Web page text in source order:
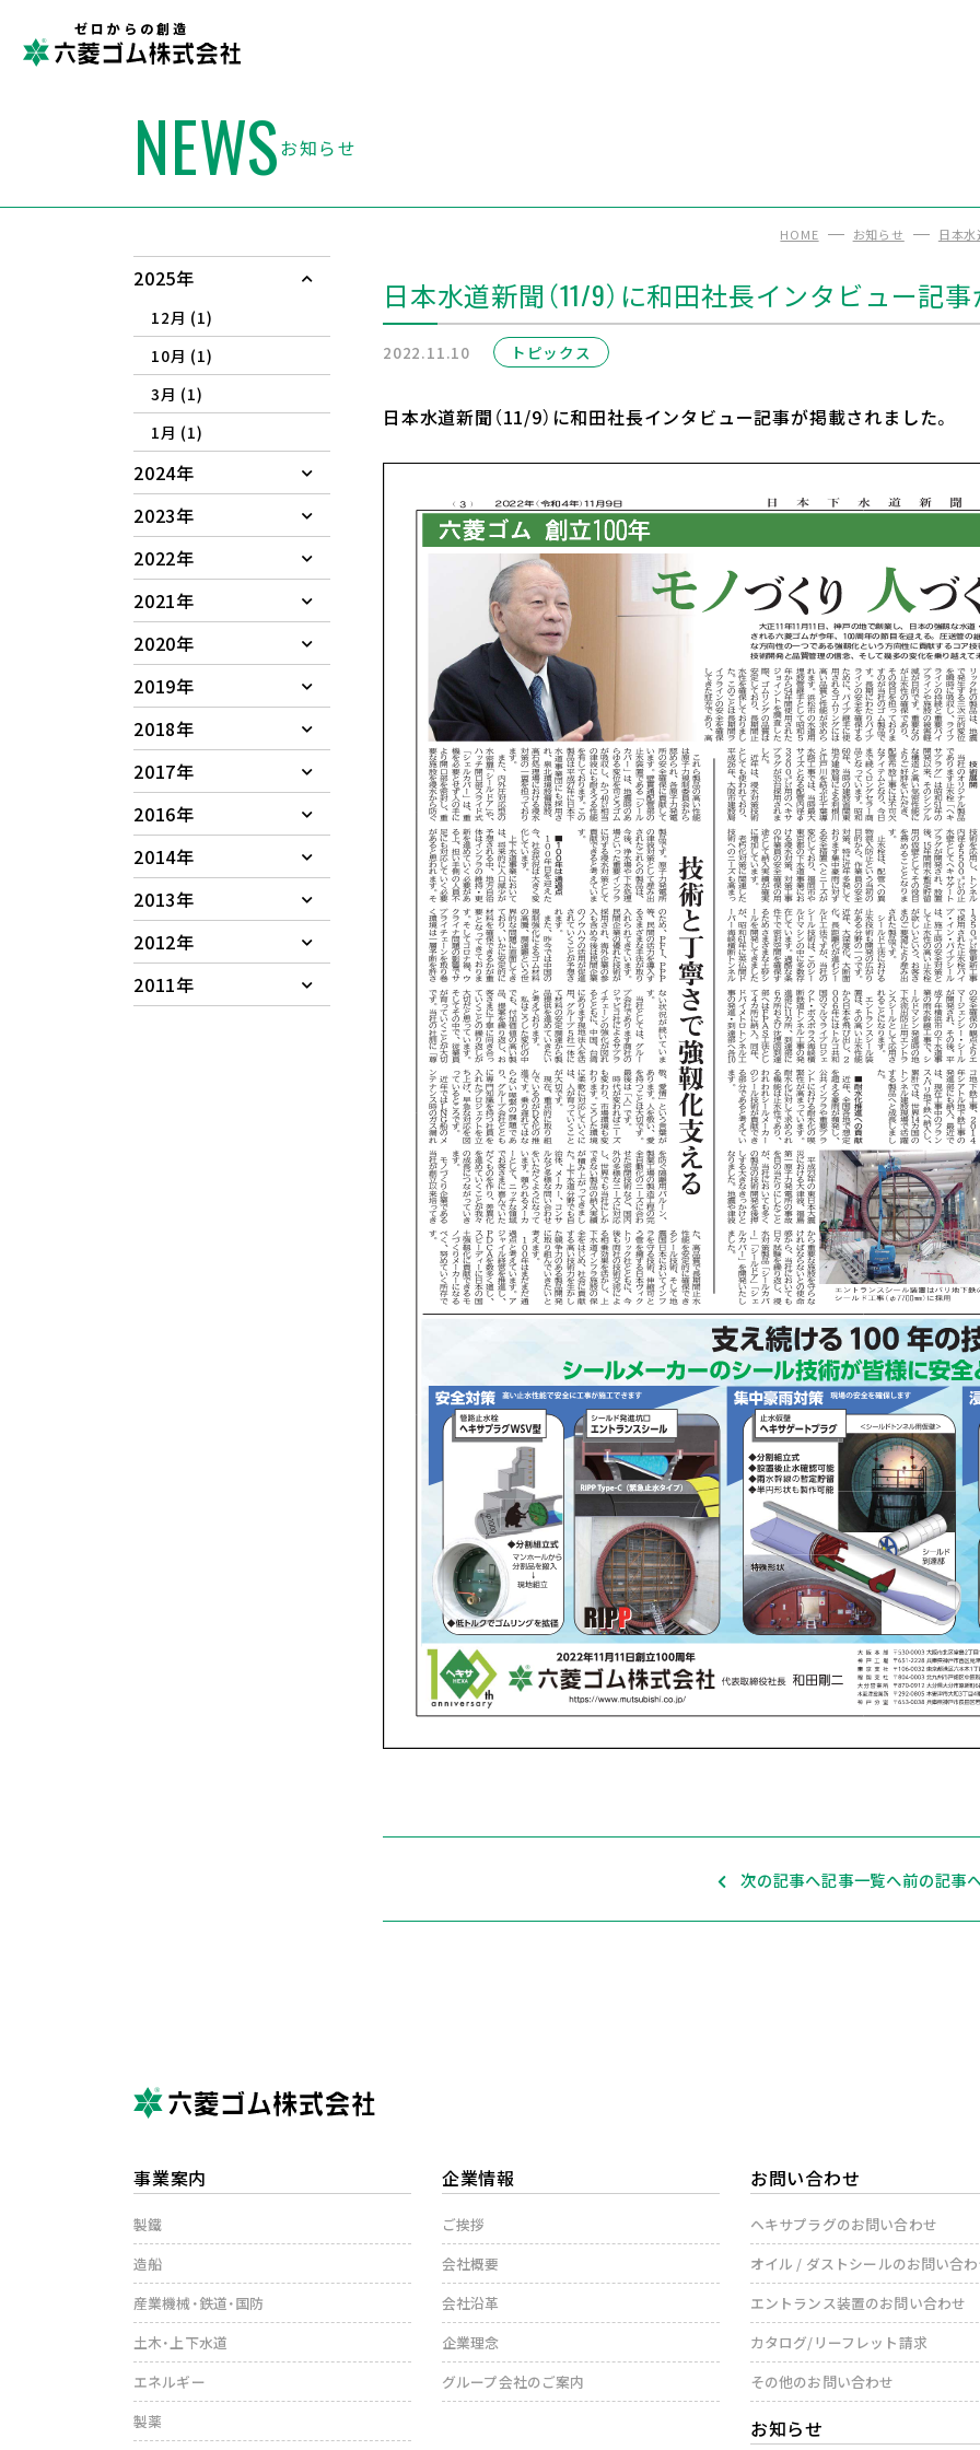
ゼロからの創造
NEWSお知らせ
HOME お知らせ 日本
2025年
12月 (1)
10月 (1)
3月 (1)
1月 (1)
2024年
2023年
2022年
2021年
2020年
2019年
2018年
2017年
2016年
2014年
2013年
2012年
2011年
日本水道新聞（11/9）に和田社長インタビュー記
2022.11.10 トピックス
日本水道新聞（11/9）に和田社長インタビュー記事が掲載されました。
次の記事へ記事一覧へ前の記事
事業案内
製鐵
造船
産業機械・鉄道・国防
土木・上下水道
エネルギー
製薬
企業情報
ご挨拶
会社概要
会社沿革
企業理念
グループ会社のご案内
お問い合わせ
ヘキサプラグのお問い合わせ
オイル / ダストシールのお問い合
エントランス装置のお問い合わせ
カタログ/リーフレット請求
その他のお問い合わせ
お知らせ